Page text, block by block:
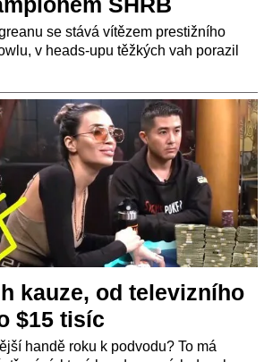
se stává vítězem prestižního
v heads-upu těžkých vah porazil
kauze, od televizního
$15 tisíc
handě roku k podvodu? To má